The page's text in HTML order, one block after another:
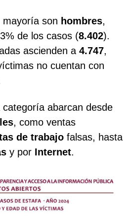
son hombres,
de los casos (8.402).
ascienden a 4.747,
no cuentan con
abarcan desde
, como ventas
de trabajo falsas, hasta
y por Internet.